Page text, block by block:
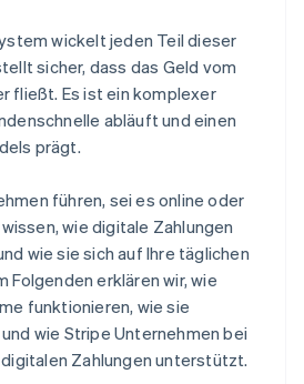
wickelt jeden Teil dieser
sicher, dass das Geld vom
fließt. Es ist ein komplexer
abläuft und einen
prägt.
führen, sei es online oder
wie digitale Zahlungen
wie sie sich auf Ihre täglichen
Folgenden erklären wir, wie
funktionieren, wie sie
wie Stripe Unternehmen bei
Zahlungen unterstützt.